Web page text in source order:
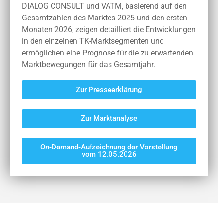
DIALOG CONSULT und VATM, basierend auf den
Gesamtzahlen des Marktes 2025 und den ersten
Monaten 2026, zeigen detailliert die Entwicklungen
in den einzelnen TK-Marktsegmenten und
ermöglichen eine Prognose für die zu erwartenden
Marktbewegungen für das Gesamtjahr.
Zur Presseerklärung
Zur Marktanalyse
On-Demand-Aufzeichnung der Vorstellung
vom 12.05.2026